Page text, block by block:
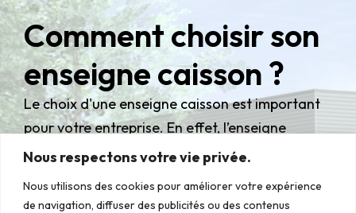
Manage Consent
To provide the best experiences, we use technologies like cookies to
store and/or access device information. Consenting to these
Nous respectons votre vie privée.
Nous utilisons des cookies pour améliorer votre expérience
de navigation, diffuser des publicités ou des contenus
Comment choisir son
enseigne caisson ?
Le choix d'une enseigne caisson est important
pour votre entreprise. En effet, l’enseigne
caisson joue un rôle clé dans votre visibilité et
nous vous invitons à considérer pour faire le